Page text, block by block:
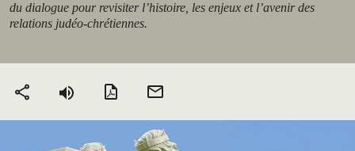
du dialogue pour revisiter l’histoire, les enjeux et l’avenir des
relations judéo-chrétiennes.
Partager Version PDF